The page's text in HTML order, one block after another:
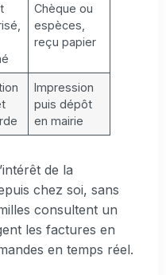
Chèque ou
espèces,
reçu papier
Impression
puis dépôt
en mairie
de la
chez soi, sans
consultent un
les factures en
en temps réel.